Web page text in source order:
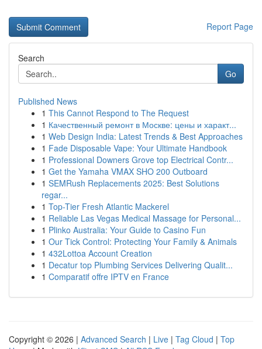
Report Page
Search
Go
Published News
1 This Cannot Respond to The Request
1 Качественный ремонт в Москве: цены и характ...
1 Web Design India: Latest Trends & Best Approaches
1 Fade Disposable Vape: Your Ultimate Handbook
1 Professional Downers Grove top Electrical Contr...
1 Get the Yamaha VMAX SHO 200 Outboard
1 SEMRush Replacements 2025: Best Solutions
regar...
1 Top-Tier Fresh Atlantic Mackerel
1 Reliable Las Vegas Medical Massage for Personal...
1 Plinko Australia: Your Guide to Casino Fun
1 Our Tick Control: Protecting Your Family & Animals
1 432Lottoa Account Creation
1 Decatur top Plumbing Services Delivering Qualit...
1 Comparatif offre IPTV en France
Copyright © 2026 | Advanced Search | Live | Tag Cloud | Top